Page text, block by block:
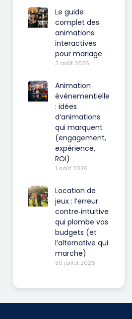
Le guide
complet des
animations
interactives
pour mariage
3 août 2026
Animation
événementielle
: idées
d’animations
qui marquent
(engagement,
expérience,
ROI)
1 août 2026
Location de
jeux : l’erreur
contre‑intuitive
qui plombe vos
budgets (et
l’alternative qui
marche)
30 juillet 2026